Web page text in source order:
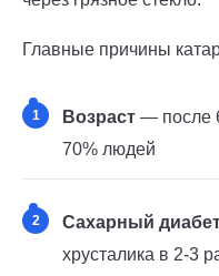
Главные причины
1 Возраст — после
70% людей
2 Сахарный
хрусталика в 2-3